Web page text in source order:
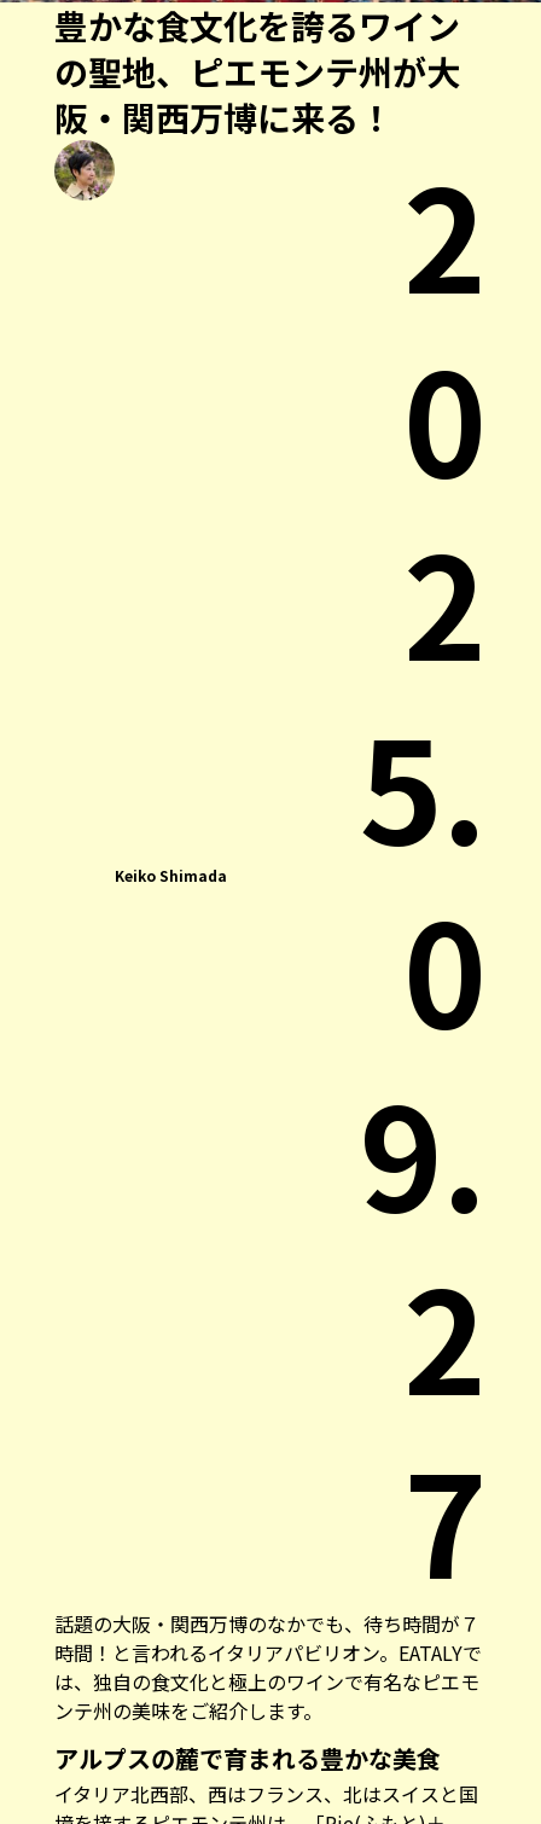
豊かな食文化を誇るワイン
の聖地、ピエモンテ州が大
阪・関西万博に来る！
Keiko Shimada
2
0
2
5.
0
9.
2
7
話題の大阪・関西万博のなかでも、待ち時間が７
時間！と言われるイタリアパビリオン。EATALYで
は、独自の食文化と極上のワインで有名なピエモ
ンテ州の美味をご紹介します。
アルプスの麓で育まれる豊かな美食
イタリア北西部、西はフランス、北はスイスと国